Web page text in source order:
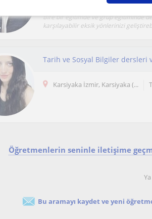
Bire bir eğitimde ve grup eğitiminde
karşılayabilir eksik yönlerinizi
Tarih ve Sosyal Bilgiler dersleri
Karsiyaka İzmir, Karsiyaka (...
Öğretmenlerin seninle iletişime
Bu aramayı kaydet ve yeni